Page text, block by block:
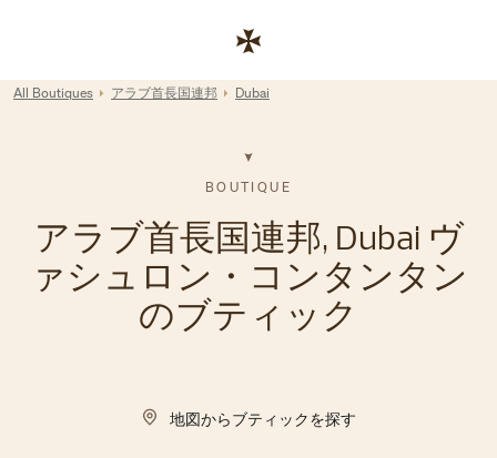
コーポレートサイトへのリンク
Return to Nav
All Boutiques アラブ首長国連邦 Dubai
BOUTIQUE
アラブ首長国連邦, Dubai ヴ
ァシュロン・コンタンタン
のブティック
地図からブティックを探す